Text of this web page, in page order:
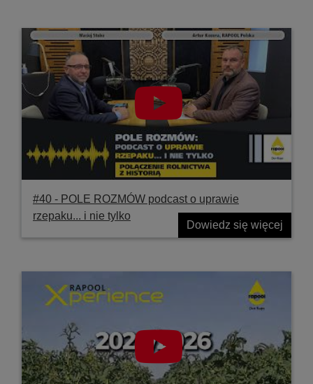
#40 ‐ POLE ROZMÓW podcast o uprawie
rzepaku... i nie tylko
Dowiedz się więcej